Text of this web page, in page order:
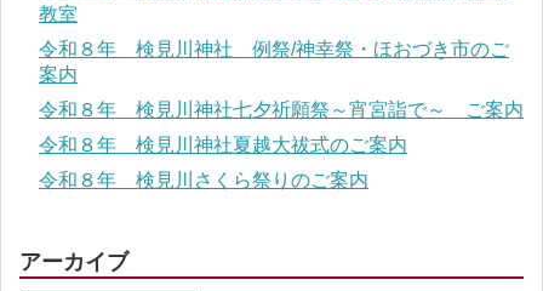
教室
令和８年 検見川神社 例祭/神幸祭・ほおづき市のご
案内
令和８年 検見川神社七夕祈願祭～宵宮詣で～ ご案内
令和８年 検見川神社夏越大祓式のご案内
令和８年 検見川さくら祭りのご案内
アーカイブ